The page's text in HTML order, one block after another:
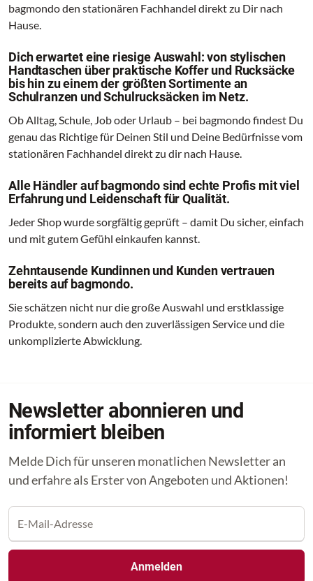
bagmondo den stationären Fachhandel direkt zu Dir nach
Hause.
Dich erwartet eine riesige Auswahl: von stylischen
Handtaschen über praktische Koffer und Rucksäcke
bis hin zu einem der größten Sortimente an
Schulranzen und Schulrucksäcken im Netz.
Ob Alltag, Schule, Job oder Urlaub – bei bagmondo findest Du
genau das Richtige für Deinen Stil und Deine Bedürfnisse vom
stationären Fachhandel direkt zu dir nach Hause.
Alle Händler auf bagmondo sind echte Profis mit viel
Erfahrung und Leidenschaft für Qualität.
Jeder Shop wurde sorgfältig geprüft – damit Du sicher, einfach
und mit gutem Gefühl einkaufen kannst.
Zehntausende Kundinnen und Kunden vertrauen
bereits auf bagmondo.
Sie schätzen nicht nur die große Auswahl und erstklassige
Produkte, sondern auch den zuverlässigen Service und die
unkomplizierte Abwicklung.
Newsletter abonnieren und
informiert bleiben
Melde Dich für unseren monatlichen Newsletter an
und erfahre als Erster von Angeboten und Aktionen!
Anmelden